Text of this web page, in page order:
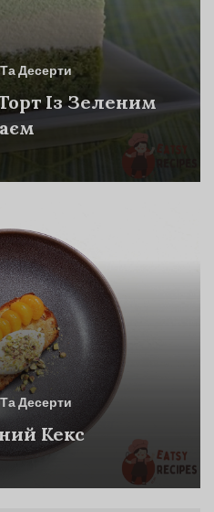
Десерти
Із Зеленим
Десерти
Кекс